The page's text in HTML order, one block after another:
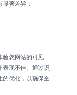
著差异：
验您网站的可见
表现不佳。通过识
的优化，以确保全